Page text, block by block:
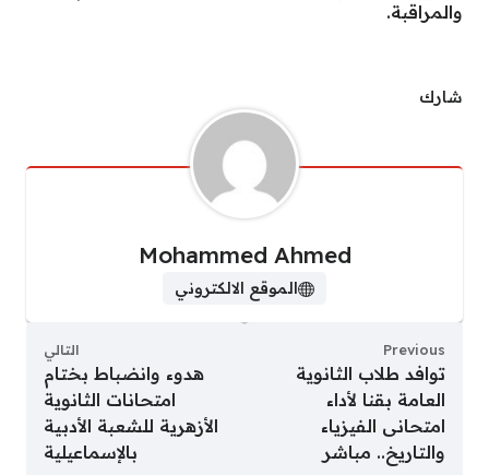
والمراقبة.
شارك
Mohammed Ahmed
الموقع الالكتروني
Previous
توافد طلاب الثانوية
العامة بقنا لأداء
امتحانى الفيزياء
والتاريخ.. مباشر
التالي
هدوء وانضباط بختام
امتحانات الثانوية
الأزهرية للشعبة الأدبية
بالإسماعيلية